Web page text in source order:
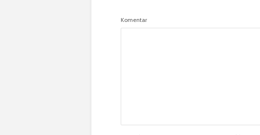
Komentar